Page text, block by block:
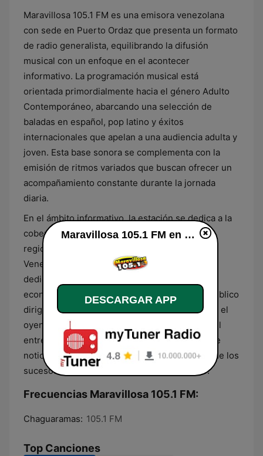
Maravillosa 105.1 FM es una emisora venezolana
con sede en Puerto Ordaz que presenta un formato
de radio generalista, equilibrando la difusión
musical con un enfoque en el acontecer
informativo. La programación musical está
orientada primordialmente hacia el género Adulto
Contemporáneo, abarcando una selección de
baladas en español, pop latino y éxitos
internacionales que apelan a una audiencia adulta y
joven. Esta base sonora se complementa con la
emisión de ritmos variados que buscan ofrecer un
acompañamiento constante durante la jornada
diaria.
En el ámbito informativo, la estación se dedica a la
cobertura de los hechos más relevantes de la
región de Guayana y del territorio nacional de
Venezuela. Su contenido integra segmentos
dedicados a la actualidad social, política y
económica, además de espacios de servicio público
dirigidos a la comunidad local. De esta manera, el
oyente accede a una plataforma que combina el
entretenimiento musical con un flujo regular de
noticias, proporcionando una visión detallada de los
sucesos que impactan su entorno inmediato.
Frecuencias Maravillosa 105.1 FM:
Chaguaramas: 105.1 FM
Top Canciones
Maravillosa 105.1 FM en directo
DESCARGAR APP